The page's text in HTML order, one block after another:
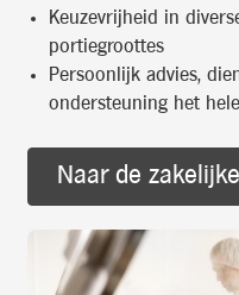
Keuzevrijheid in
portiegroottes
Persoonlijk advies,
ondersteuning het
Naar de